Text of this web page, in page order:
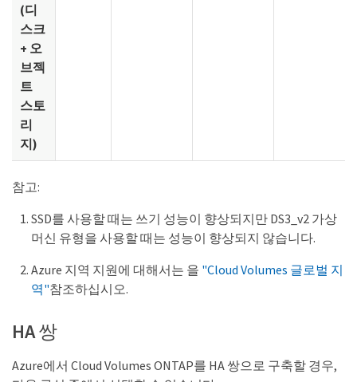
(디
스크
+ 오
브젝
트
스토
리
지)
참고:
SSD를 사용할 때는 쓰기 성능이 향상되지만 DS3_v2 가상
머신 유형을 사용할 때는 성능이 향상되지 않습니다.
Azure 지역 지원에 대해서는 을 "Cloud Volumes 글로벌 지
역"참조하십시오.
HA 쌍
Azure에서 Cloud Volumes ONTAP를 HA 쌍으로 구축할 경우,